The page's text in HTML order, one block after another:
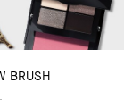
BRUSH